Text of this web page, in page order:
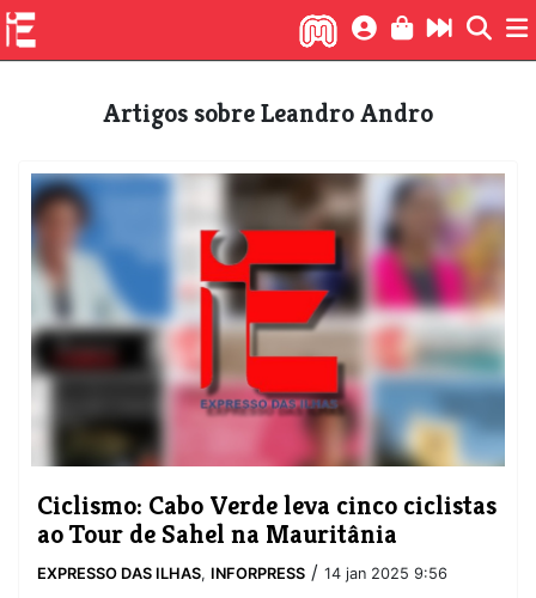
Artigos sobre Leandro Andro
Ciclismo: Cabo Verde leva cinco ciclistas
ao Tour de Sahel na Mauritânia
EXPRESSO DAS ILHAS, INFORPRESS / 14 jan 2025 9:56